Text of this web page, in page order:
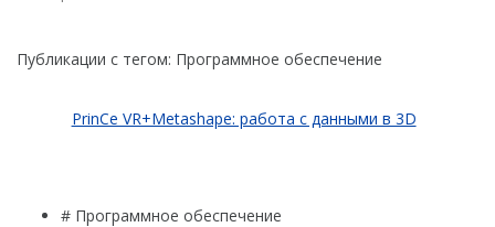
Системы на экскаваторы
Системы на бульдозеры
ГНСС-мониторинг
Публикации с тегом: Программное обеспечение
PrinCe VR+Metashape: работа с данными в 3D
# Программное обеспечение